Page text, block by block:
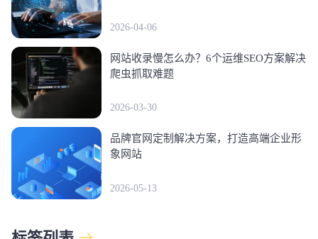
2026-04-06
网站收录慢怎么办？6个运维SEO方案解决
爬虫抓取难题
2026-03-30
品牌官网定制解决方案，打造高端企业形
象网站
2026-05-13